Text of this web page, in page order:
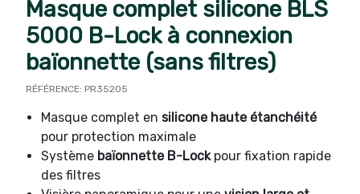
Masque complet silicone BLS
5000 B-Lock à connexion
baïonnette (sans filtres)
RÉFÉRENCE: PR35205
Masque complet ensilicone haute étanchéité
pour protection maximale
Système baïonnette B-Lockpour fixation rapide
des filtres